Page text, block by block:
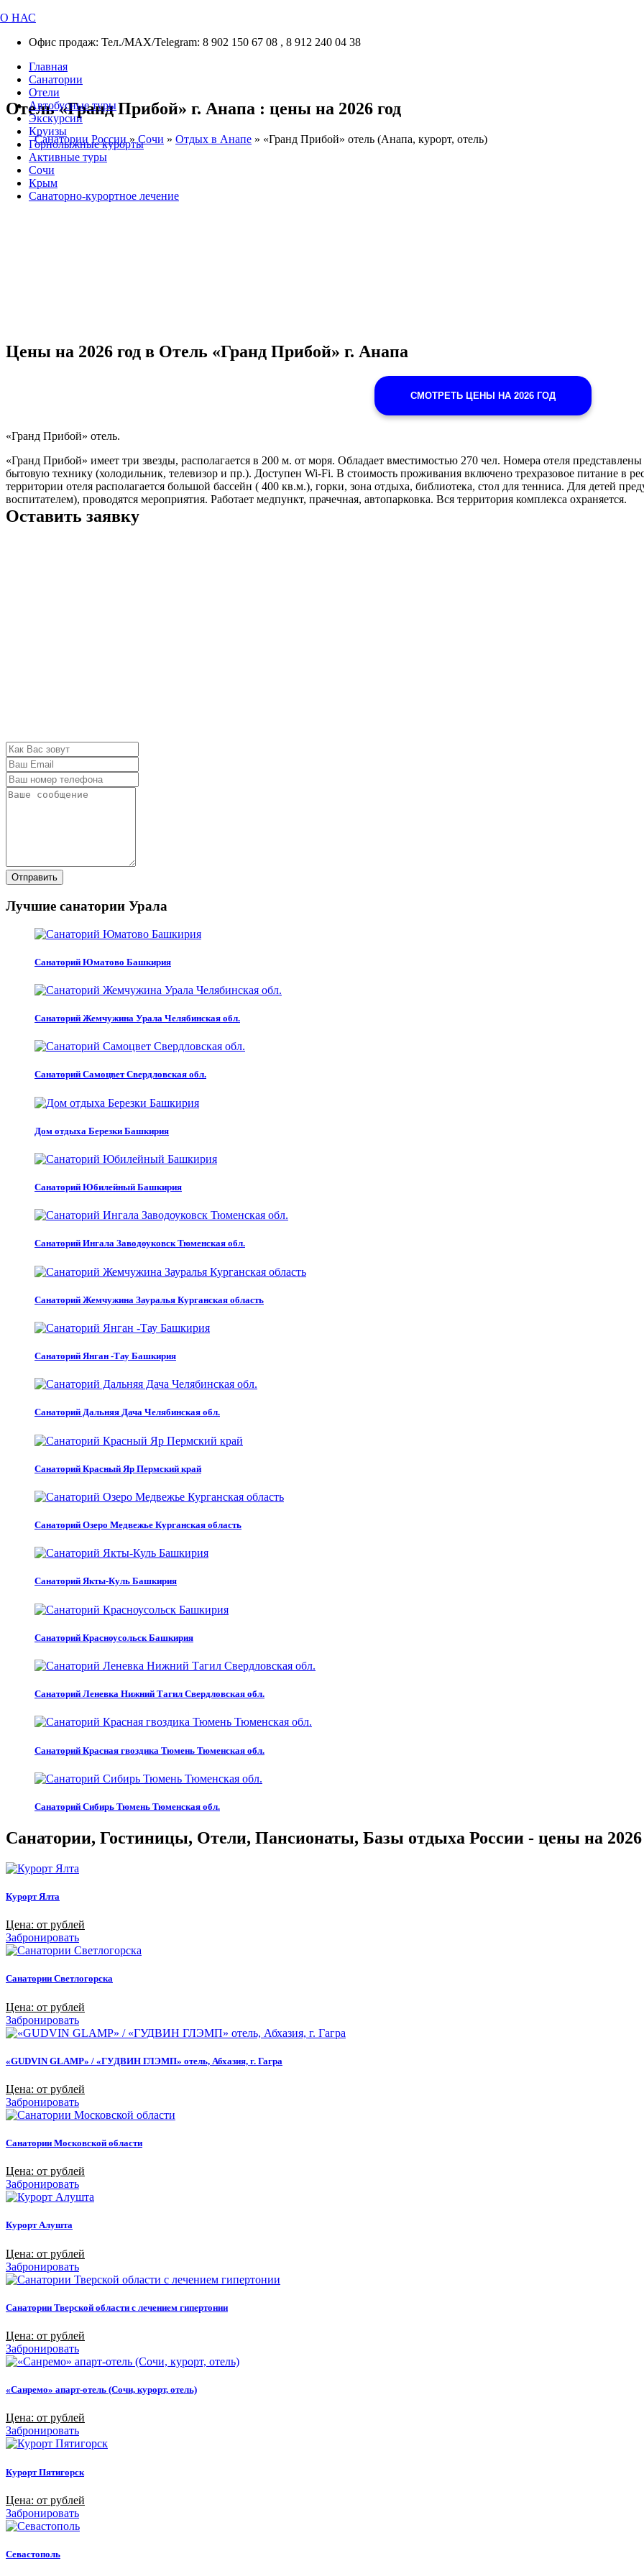
О НАС
Офис продаж: Тел./МАХ/Telegram: 8 902 150 67 08 , 8 912 240 04 38
Главная
Санатории
Отели
Автобусные туры
Экскурсии
Круизы
Горнолыжные курорты
Активные туры
Сочи
Крым
Санаторно-курортное лечение
Отель «Гранд Прибой» г. Анапа : цены на 2026 год
Санатории России » Сочи » Отдых в Анапе » «Гранд Прибой» отель (Анапа, курорт, отель)
Цены на 2026 год в Отель «Гранд Прибой» г. Анапа
СМОТРЕТЬ ЦЕНЫ НА 2026 ГОД
«Гранд Прибой» отель.
«Гранд Прибой» имеет три звезды, располагается в 200 м. от моря. Обладает вместимостью 270 чел. Номера отеля
бытовую технику (холодильник, телевизор и пр.). Доступен Wi-Fi. В стоимость проживания включено трехразовое питание в
территории отеля располагается большой бассейн ( 400 кв.м.), горки, зона отдыха, библиотека, стол для тенниса. Для детей
воспитателем), проводятся мероприятия. Работает медпункт, прачечная, автопарковка. Вся территория комплекса охраняется.
Оставить заявку
Отправить
Лучшие санатории Урала
Санаторий Юматово Башкирия
Санаторий Жемчужина Урала Челябинская обл.
Санаторий Самоцвет Свердловская обл.
Дом отдыха Березки Башкирия
Санаторий Юбилейный Башкирия
Санаторий Ингала Заводоуковск Тюменская обл.
Санаторий Жемчужина Зауралья Курганская область
Санаторий Янган -Тау Башкирия
Санаторий Дальняя Дача Челябинская обл.
Санаторий Красный Яр Пермский край
Санаторий Озеро Медвежье Курганская область
Санаторий Якты-Куль Башкирия
Санаторий Красноусольск Башкирия
Санаторий Леневка Нижний Тагил Свердловская обл.
Санаторий Красная гвоздика Тюмень Тюменская обл.
Санаторий Сибирь Тюмень Тюменская обл.
Санатории, Гостиницы, Отели, Пансионаты, Базы отдыха России - цены на 2026
Курорт Ялта
Цена: от рублей
Забронировать
Санатории Светлогорска
Цена: от рублей
Забронировать
«GUDVIN GLAMP» / «ГУДВИН ГЛЭМП» отель, Абхазия, г. Гагра
Цена: от рублей
Забронировать
Санатории Московской области
Цена: от рублей
Забронировать
Курорт Алушта
Цена: от рублей
Забронировать
Санатории Тверской области с лечением гипертонии
Цена: от рублей
Забронировать
«Санремо» апарт-отель (Сочи, курорт, отель)
Цена: от рублей
Забронировать
Курорт Пятигорск
Цена: от рублей
Забронировать
Севастополь